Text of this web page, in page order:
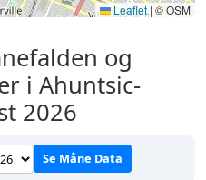
Leaflet | © OSM
og
i Ahuntsic-
2026
Se Måne Data